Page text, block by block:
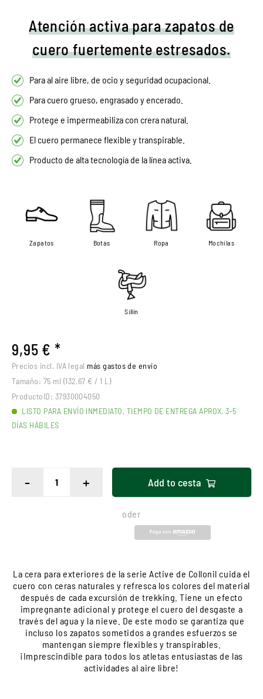
Atención activa para zapatos de
cuero fuertemente estresados.
Para al aire libre, de ocio y seguridad ocupacional.
Para cuero grueso, engrasado y encerado.
Protege e impermeabiliza con crera natural.
El cuero permanece flexible y transpirable.
Producto de alta tecnología de la línea activa.
Zapatos Botas Ropa Mochilas
Sillín
9,95 € *
Precios incl. IVA legal más gastos de envío
Tamaño: 75 ml (132,67 € / 1 L)
ProductoID: 37930004050
LISTO PARA ENVÍO INMEDIATO, TIEMPO DE ENTREGA APROX. 3-5
DÍAS HÁBILES
- + Add to cesta
oder
La cera para exteriores de la serie Active de Collonil cuida el
cuero con ceras naturales y refresca los colores del material
después de cada excursión de trekking. Tiene un efecto
impregnante adicional y protege el cuero del desgaste a
través del agua y la nieve. De este modo se garantiza que
incluso los zapatos sometidos a grandes esfuerzos se
mantengan siempre flexibles y transpirables.
¡Imprescindible para todos los atletas entusiastas de las
actividades al aire libre!